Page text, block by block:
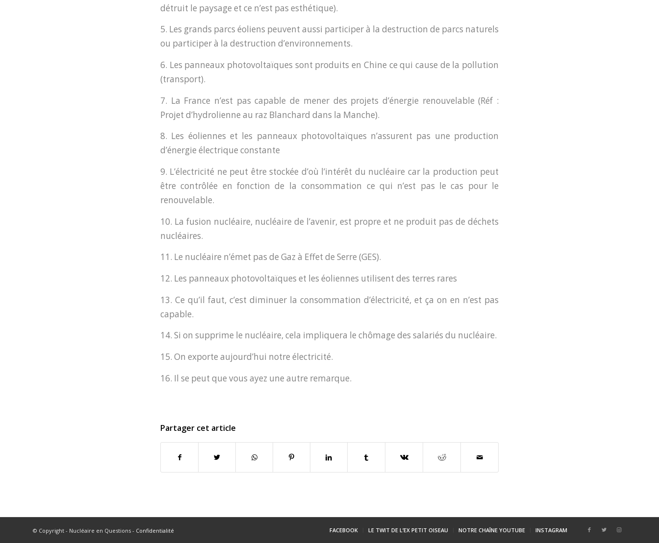
détruit le paysage et ce n’est pas esthétique).
5. Les grands parcs éoliens peuvent aussi participer à la destruction de parcs naturels
ou participer à la destruction d’environnements.
6. Les panneaux photovoltaïques sont produits en Chine ce qui cause de la pollution
(transport).
7. La France n’est pas capable de mener des projets d’énergie renouvelable (Réf :
Projet d’hydrolienne au raz Blanchard dans la Manche).
8. Les éoliennes et les panneaux photovoltaïques n’assurent pas une production
d’énergie électrique constante
9. L’électricité ne peut être stockée d’où l’intérêt du nucléaire car la production peut
être contrôlée en fonction de la consommation ce qui n’est pas le cas pour le
renouvelable.
10. La fusion nucléaire, nucléaire de l’avenir, est propre et ne produit pas de déchets
nucléaires.
11. Le nucléaire n’émet pas de Gaz à Effet de Serre (GES).
12. Les panneaux photovoltaïques et les éoliennes utilisent des terres rares
13. Ce qu’il faut, c’est diminuer la consommation d’électricité, et ça on en n’est pas
capable.
14. Si on supprime le nucléaire, cela impliquera le chômage des salariés du nucléaire.
15. On exporte aujourd’hui notre électricité.
16. Il se peut que vous ayez une autre remarque.
Partager cet article
© Copyright - Nucléaire en Questions - Confidentialité FACEBOOK LE TWIT DE L’EX PETIT OISEAU NOTRE CHAÎNE YOUTUBE INSTAGRAM